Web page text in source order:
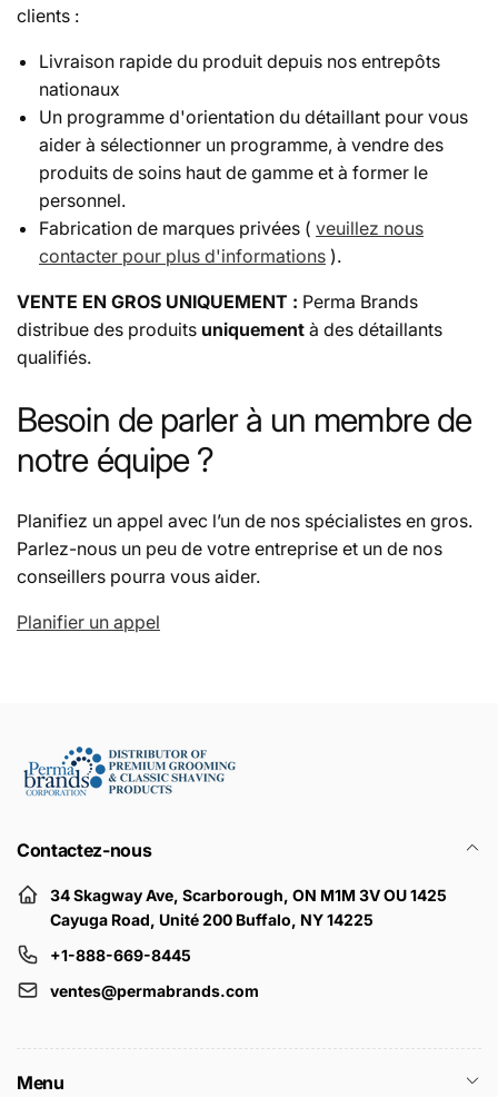
clients :
Livraison rapide du produit depuis nos entrepôts
nationaux
Un programme d'orientation du détaillant pour vous
aider à sélectionner un programme, à vendre des
produits de soins haut de gamme et à former le
personnel.
Fabrication de marques privées ( veuillez nous
contacter pour plus d'informations ).
VENTE EN GROS UNIQUEMENT : Perma Brands
distribue des produits uniquement à des détaillants
qualifiés.
Besoin de parler à un membre de
notre équipe ?
Planifiez un appel avec l’un de nos spécialistes en gros.
Parlez-nous un peu de votre entreprise et un de nos
conseillers pourra vous aider.
Planifier un appel
Contactez-nous
34 Skagway Ave, Scarborough, ON M1M 3V OU 1425
Cayuga Road, Unité 200 Buffalo, NY 14225
+1-888-669-8445
ventes@permabrands.com
Menu